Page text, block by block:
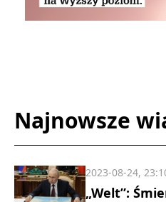
Najnowsze
„Welt”:
2023-08-24,